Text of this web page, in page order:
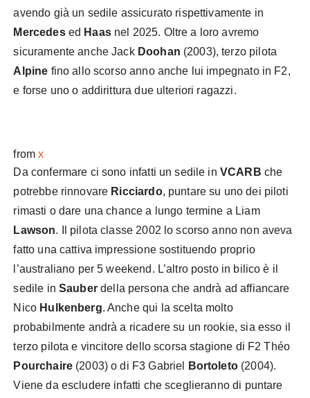
avendo già un sedile assicurato rispettivamente in
Mercedes ed Haas nel 2025. Oltre a loro avremo
sicuramente anche Jack Doohan (2003), terzo pilota
Alpine fino allo scorso anno anche lui impegnato in F2,
e forse uno o addirittura due ulteriori ragazzi.
fromx
Da confermare ci sono infatti un sedile in VCARB che
potrebbe rinnovare Ricciardo, puntare su uno dei piloti
rimasti o dare una chance a lungo termine a Liam
Lawson. Il pilota classe 2002 lo scorso anno non aveva
fatto una cattiva impressione sostituendo proprio
l’australiano per 5 weekend. L’altro posto in bilico è il
sedile in Sauberdella persona che andrà ad affiancare
Nico Hulkenberg. Anche qui la scelta molto
probabilmente andrà a ricadere su un rookie, sia esso il
terzo pilota e vincitore dello scorsa stagione di F2 Théo
Pourchaire(2003) o di F3 Gabriel Bortoleto(2004).
Viene da escludere infatti che sceglieranno di puntare